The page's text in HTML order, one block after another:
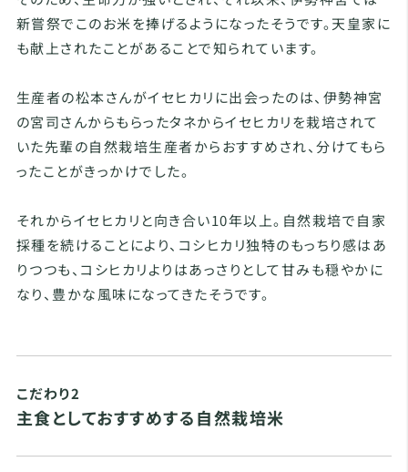
新嘗祭でこのお米を捧げるようになったそうです。天皇家に
も献上されたことがあることで知られています。
生産者の松本さんがイセヒカリに出会ったのは、伊勢神宮
の宮司さんからもらったタネからイセヒカリを栽培されて
いた先輩の自然栽培生産者からおすすめされ、分けてもら
ったことがきっかけでした。
それからイセヒカリと向き合い10年以上。自然栽培で自家
採種を続けることにより、コシヒカリ独特のもっちり感はあ
りつつも、コシヒカリよりはあっさりとして甘みも穏やかに
なり、豊かな風味になってきたそうです。
こだわり2
主食としておすすめする自然栽培米